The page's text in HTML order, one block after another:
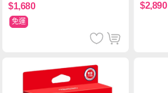
$1,680
免運
$2,890